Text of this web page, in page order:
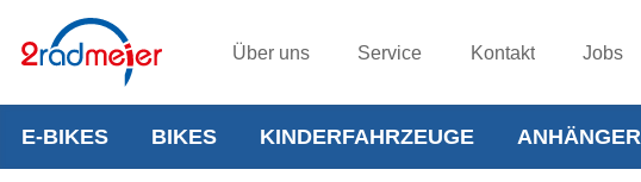
Über uns Service Kontakt Jobs
E-BIKES BIKES KINDERFAHRZEUGE ANHÄNGER